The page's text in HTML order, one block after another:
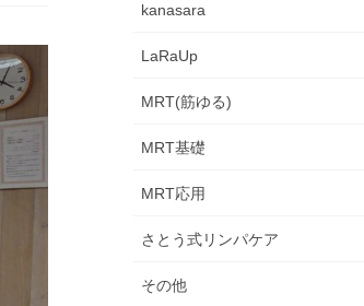
kanasara
LaRaUp
MRT(筋ゆる)
MRT基礎
MRT応用
さとう式リンパケア
その他